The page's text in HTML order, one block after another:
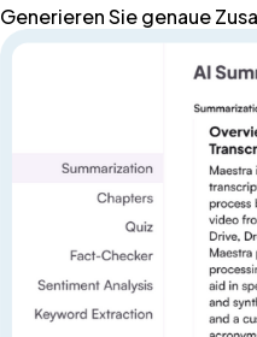
Generieren Siegenaue